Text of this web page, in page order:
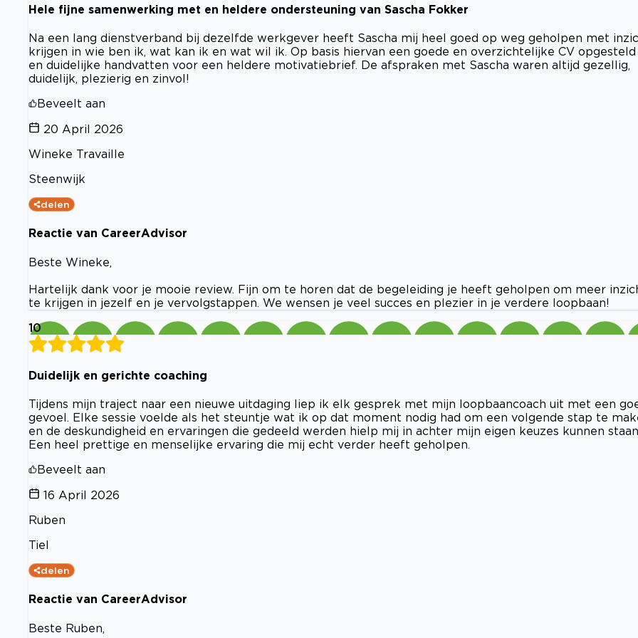
Hele fijne samenwerking met en heldere ondersteuning van Sascha Fokker
Na een lang dienstverband bij dezelfde werkgever heeft Sascha mij heel goed op weg geholpen met
krijgen in wie ben ik, wat kan ik en wat wil ik. Op basis hiervan een goede en overzichtelijke CV opgesteld
en duidelijke handvatten voor een heldere motivatiebrief. De afspraken met Sascha waren altijd gezellig,
duidelijk, plezierig en zinvol!
Beveelt aan
20 April 2026
Wineke Travaille
Steenwijk
delen
Reactie van CareerAdvisor
Beste Wineke,
Hartelijk dank voor je mooie review. Fijn om te horen dat de begeleiding je heeft geholpen om meer
te krijgen in jezelf en je vervolgstappen. We wensen je veel succes en plezier in je verdere loopbaan!
10
Duidelijk en gerichte coaching
Tijdens mijn traject naar een nieuwe uitdaging liep ik elk gesprek met mijn loopbaancoach uit met een
gevoel. Elke sessie voelde als het steuntje wat ik op dat moment nodig had om een volgende stap te
en de deskundigheid en ervaringen die gedeeld werden hielp mij in achter mijn eigen keuzes kunnen
Een heel prettige en menselijke ervaring die mij echt verder heeft geholpen.
Beveelt aan
16 April 2026
Ruben
Tiel
delen
Reactie van CareerAdvisor
Beste Ruben,